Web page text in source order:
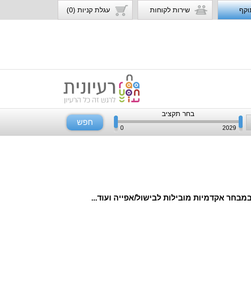
שירות לקוחות עגלת קניות (0)
בחר תקציב
0 2029
חפש
אקדמיות מובילות לבישול/אפייה ועוד...